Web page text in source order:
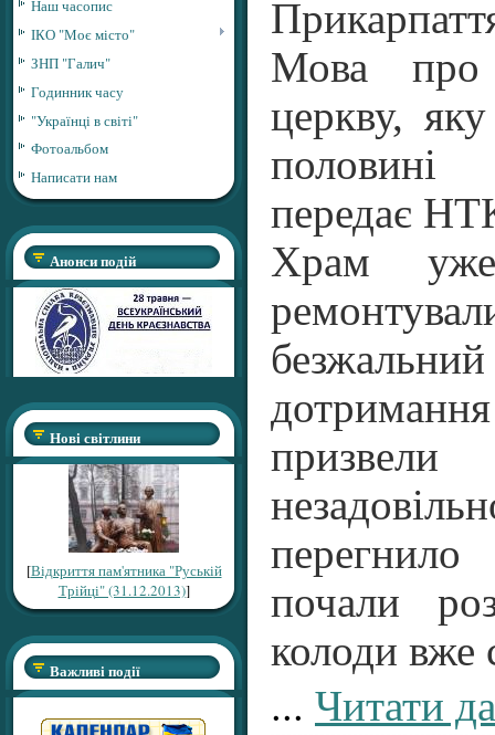
Наш часопис
ІКО "Моє місто"
ЗНП "Галич"
Годинник часу
"Українці в світі"
Фотоальбом
Написати нам
Анонси подій
Нові світлини
[Відкриття пам'ятника "Руській
Трійці" (31.12.2013)]
Важливі події
Мова про
церкву,
передає
Храм уже
перегнило
почали
колоди вже
... Читати